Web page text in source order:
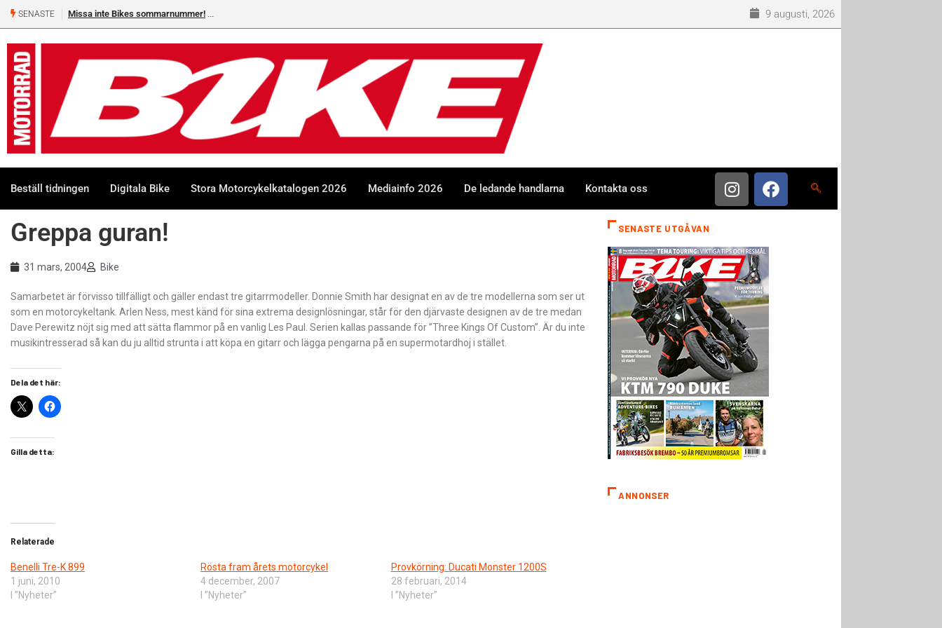
SENASTE Missa inte Bikes sommarnummer! 9 augusti, 2026
Beställ tidningen Digitala Bike Stora Motorcykelkatalogen 2026 Mediainfo 2026 De ledande handlarna Kontakta oss
Greppa guran!
31 mars, 2004 Bike
Samarbetet är förvisso tillfälligt och gäller endast tre gitarrmodeller. Donnie Smith har designat en av de tre modellerna som ser ut
som en motorcykeltank. Arlen Ness, mest känd för sina extrema designlösningar, står för den djärvaste designen av de tre medan
Dave Perewitz nöjt sig med att sätta flammor på en vanlig Les Paul. Serien kallas passande för ”Three Kings Of Custom”. Är du inte
musikintresserad så kan du ju alltid strunta i att köpa en gitarr och lägga pengarna på en supermotardhoj i stället.
Dela det här:
Gilla detta:
Relaterade
Benelli Tre-K 899
1 juni, 2010
I ”Nyheter”
Rösta fram årets motorcykel
4 december, 2007
I ”Nyheter”
Provkörning: Ducati Monster 1200S
28 februari, 2014
I ”Nyheter”
SENASTE UTGÅVAN
ANNONSER